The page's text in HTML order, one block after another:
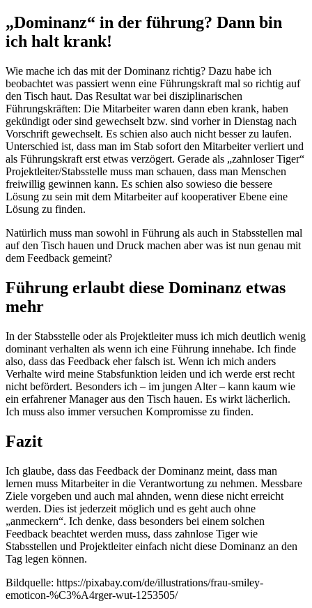
„Dominanz“ in der führung? Dann bin
ich halt krank!
Wie mache ich das mit der Dominanz richtig? Dazu habe ich
beobachtet was passiert wenn eine Führungskraft mal so richtig auf
den Tisch haut. Das Resultat war bei disziplinarischen
Führungskräften: Die Mitarbeiter waren dann eben krank, haben
gekündigt oder sind gewechselt bzw. sind vorher in Dienstag nach
Vorschrift gewechselt. Es schien also auch nicht besser zu laufen.
Unterschied ist, dass man im Stab sofort den Mitarbeiter verliert und
als Führungskraft erst etwas verzögert. Gerade als „zahnloser Tiger“
Projektleiter/Stabsstelle muss man schauen, dass man Menschen
freiwillig gewinnen kann. Es schien also sowieso die bessere
Lösung zu sein mit dem Mitarbeiter auf kooperativer Ebene eine
Lösung zu finden.
Natürlich muss man sowohl in Führung als auch in Stabsstellen mal
auf den Tisch hauen und Druck machen aber was ist nun genau mit
dem Feedback gemeint?
Führung erlaubt diese Dominanz etwas
mehr
In der Stabsstelle oder als Projektleiter muss ich mich deutlich wenig
dominant verhalten als wenn ich eine Führung innehabe. Ich finde
also, dass das Feedback eher falsch ist. Wenn ich mich anders
Verhalte wird meine Stabsfunktion leiden und ich werde erst recht
nicht befördert. Besonders ich – im jungen Alter – kann kaum wie
ein erfahrener Manager aus den Tisch hauen. Es wirkt lächerlich.
Ich muss also immer versuchen Kompromisse zu finden.
Fazit
Ich glaube, dass das Feedback der Dominanz meint, dass man
lernen muss Mitarbeiter in die Verantwortung zu nehmen. Messbare
Ziele vorgeben und auch mal ahnden, wenn diese nicht erreicht
werden. Dies ist jederzeit möglich und es geht auch ohne
„anmeckern“. Ich denke, dass besonders bei einem solchen
Feedback beachtet werden muss, dass zahnlose Tiger wie
Stabsstellen und Projektleiter einfach nicht diese Dominanz an den
Tag legen können.
Bildquelle: https://pixabay.com/de/illustrations/frau-smiley-
emoticon-%C3%A4rger-wut-1253505/